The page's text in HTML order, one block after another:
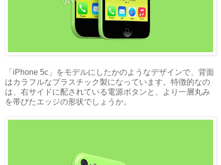
「iPhone 5c」をモデルにしたかのようなデザインで、背面
はカラフルなプラスチック製になっています。特徴的なの
は、右サイドに配されている電源ボタンと、より一層丸み
を帯びたエッジの形状でしょうか。